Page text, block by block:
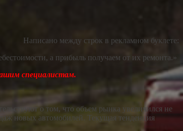
Написано между строк в рекламном буклете:
а прибыль получаем от их ремонта.»
специалистам.
о том, что объем рынка увеличился не
новых автомобилей. Текущая тенденция